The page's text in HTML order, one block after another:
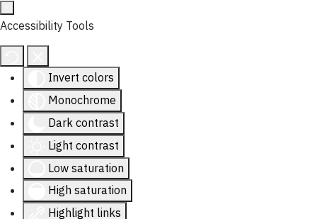
Accessibility Tools
Invert colors
Monochrome
Dark contrast
Light contrast
Low saturation
High saturation
Highlight links